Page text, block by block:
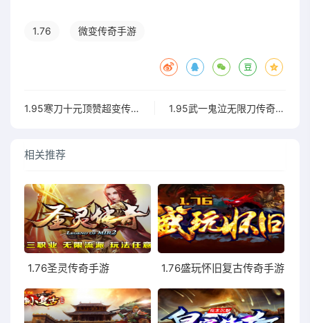
1.76 微变传奇手游
1.95寒刀十元顶赞超变传奇手游 1.95武一鬼泣无限刀传奇手游
相关推荐
1.76圣灵传奇手游 1.76盛玩怀旧复古传奇手游